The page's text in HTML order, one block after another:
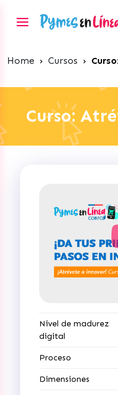
Home › Cursos ›
Curso:
Nivel de madurez
digital
Proceso
Dimensiones